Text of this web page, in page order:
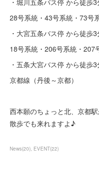
・堀川五条バス停 から徒歩3
28号系統・43号系統・73号
・大宮五条バス停 から徒歩3
18号系統・206号系統・207
・五条大宮バス停 から徒歩3
京都線（丹後～京都）
西本願のちょっと北、京都
散歩でも来れますよ♪
News(20) EVENT(22)